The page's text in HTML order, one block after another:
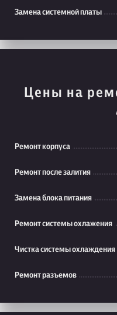
Замена системной платы
Цены на
Ремонт корпуса
Ремонт после залития
Замена блока питания
Ремонт системы охлажения
Чистка системы охлаждения
Ремонт разъемов